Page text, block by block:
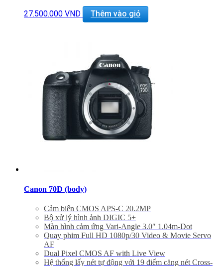
Supports WU-1b Wireless Mobile Adapter
Bảo hành 24 tháng
27.500.000 VND Thêm vào giỏ
Canon 70D (body)
Cảm biến CMOS APS-C 20.2MP
Bộ xử lý hình ảnh DIGIC 5+
Màn hình cảm ứng Vari-Angle 3.0″ 1.04m-Dot
Quay phim Full HD 1080p/30 Video & Movie Servo
AF
Dual Pixel CMOS AF with Live View
Hệ thống lấy nét tự động với 19 điểm căng nét Cross-